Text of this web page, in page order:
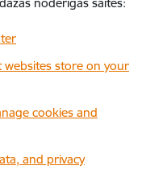
store on your
cookies and
and privacy